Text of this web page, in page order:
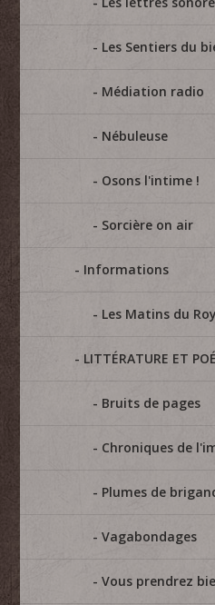
Les Sentiers du
Médiation radio
Nébuleuse
Osons l'intime !
Sorcière on air
Informations
Les Matins du
LITTÉRATURE ET
Bruits de pages
Chroniques de
Plumes de
Vagabondages
Vous prendrez